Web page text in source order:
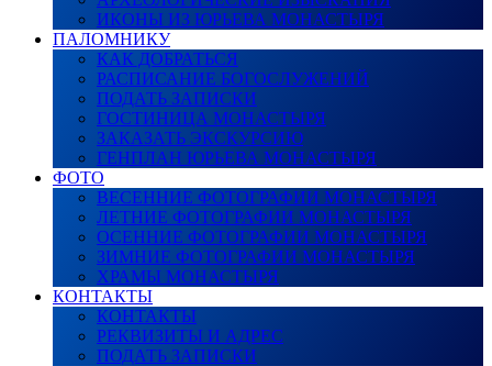
ИКОНЫ ИЗ ЮРЬЕВА МОНАСТЫРЯ
ПАЛОМНИКУ
КАК ДОБРАТЬСЯ
РАСПИСАНИЕ БОГОСЛУЖЕНИЙ
ПОДАТЬ ЗАПИСКИ
ГОСТИНИЦА МОНАСТЫРЯ
ЗАКАЗАТЬ ЭКСКУРСИЮ
ГЕНПЛАН ЮРЬЕВА МОНАСТЫРЯ
ФОТО
ВЕСЕННИЕ ФОТОГРАФИИ МОНАСТЫРЯ
ЛЕТНИЕ ФОТОГРАФИИ МОНАСТЫРЯ
ОСЕННИЕ ФОТОГРАФИИ МОНАСТЫРЯ
ЗИМНИЕ ФОТОГРАФИИ МОНАСТЫРЯ
ХРАМЫ МОНАСТЫРЯ
КОНТАКТЫ
КОНТАКТЫ
РЕКВИЗИТЫ И АДРЕС
ПОДАТЬ ЗАПИСКИ